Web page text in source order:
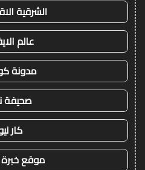
الشرقية
عالم
مدونة
صحيفة
كار
موقع خبرة